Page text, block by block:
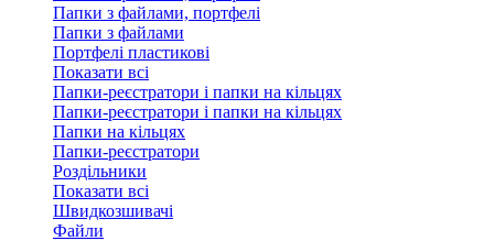
Папки з файлами, портфелі
Папки з файлами
Портфелі пластикові
Показати всі
Папки-реєстратори і папки на кільцях
Папки-реєстратори і папки на кільцях
Папки на кільцях
Папки-реєстратори
Роздільники
Показати всі
Швидкозшивачi
Файли